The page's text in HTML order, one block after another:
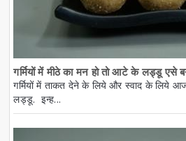
गर्मियों में मीठे का मन हो तो आटे के लड्डू एसे
गर्मियों में ताकत देने के लिये और स्वाद के लिये
लड्डू. इन्ह...